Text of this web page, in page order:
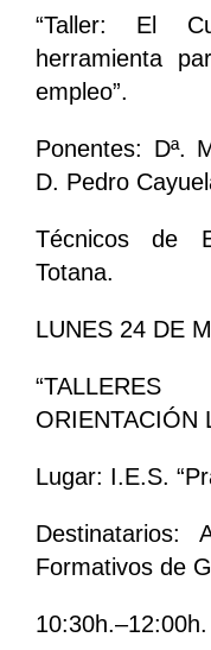
“Taller: El
herramienta
empleo”.
Ponentes: Dª.
D. Pedro
Técnicos de
Totana.
LUNES 24 DE
ORIENTACIÓN
Lugar: I.E.S.
Destinatarios:
Formativos de